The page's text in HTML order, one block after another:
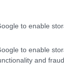
to enable
to enable
and